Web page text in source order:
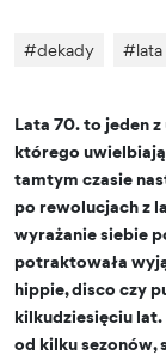
#dekady #
Lata 70. to jeden
którego
tamtym czasie
po rewolucjach z
wyrażanie siebie
potraktowała
hippie, disco czy
kilkudziesięciu
od kilku sezonów,